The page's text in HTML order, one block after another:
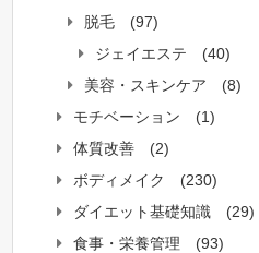
脱毛
(97)
ジェイエステ
(40)
美容・スキンケア
(8)
モチベーション
(1)
体質改善
(2)
ボディメイク
(230)
ダイエット基礎知識
(29)
食事・栄養管理
(93)